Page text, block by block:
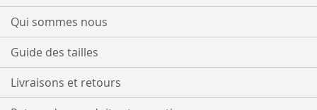
:Qui sommes nous
Guide des tailles
Livraisons et retours